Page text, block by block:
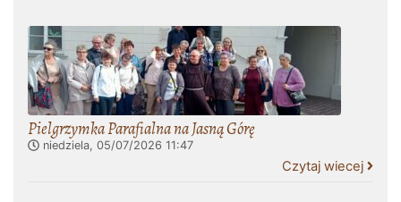
Pielgrzymka Parafialna na Jasną Górę
niedziela, 05/07/2026 11:47
Czytaj wiecej